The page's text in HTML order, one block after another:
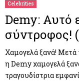
Celebrities
Demy: Αυτό
σύντροφος!
Χαμογελά ξανά! Μετά
η Demy χαμογελά
τραγουδίστρια